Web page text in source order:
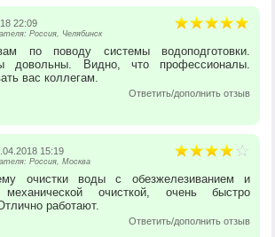
22:09
Россия, Челябинск
по поводу системы водоподготовки.
довольны. Видно, что профессионалы.
вас коллегам.
Ответить/дополнить отзыв
15:19
Россия, Москва
очистки воды с обезжелезиванием и
механической очисткой, очень быстро
работают.
Ответить/дополнить отзыв